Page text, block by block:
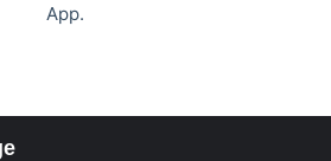
App.